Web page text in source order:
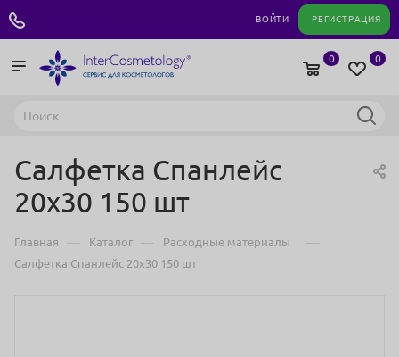
ВОЙТИ РЕГИСТРАЦИЯ
0
0
Салфетка Спанлейс
20х30 150 шт
Главная — Каталог — Расходные материалы —
Салфетка Спанлейс 20х30 150 шт